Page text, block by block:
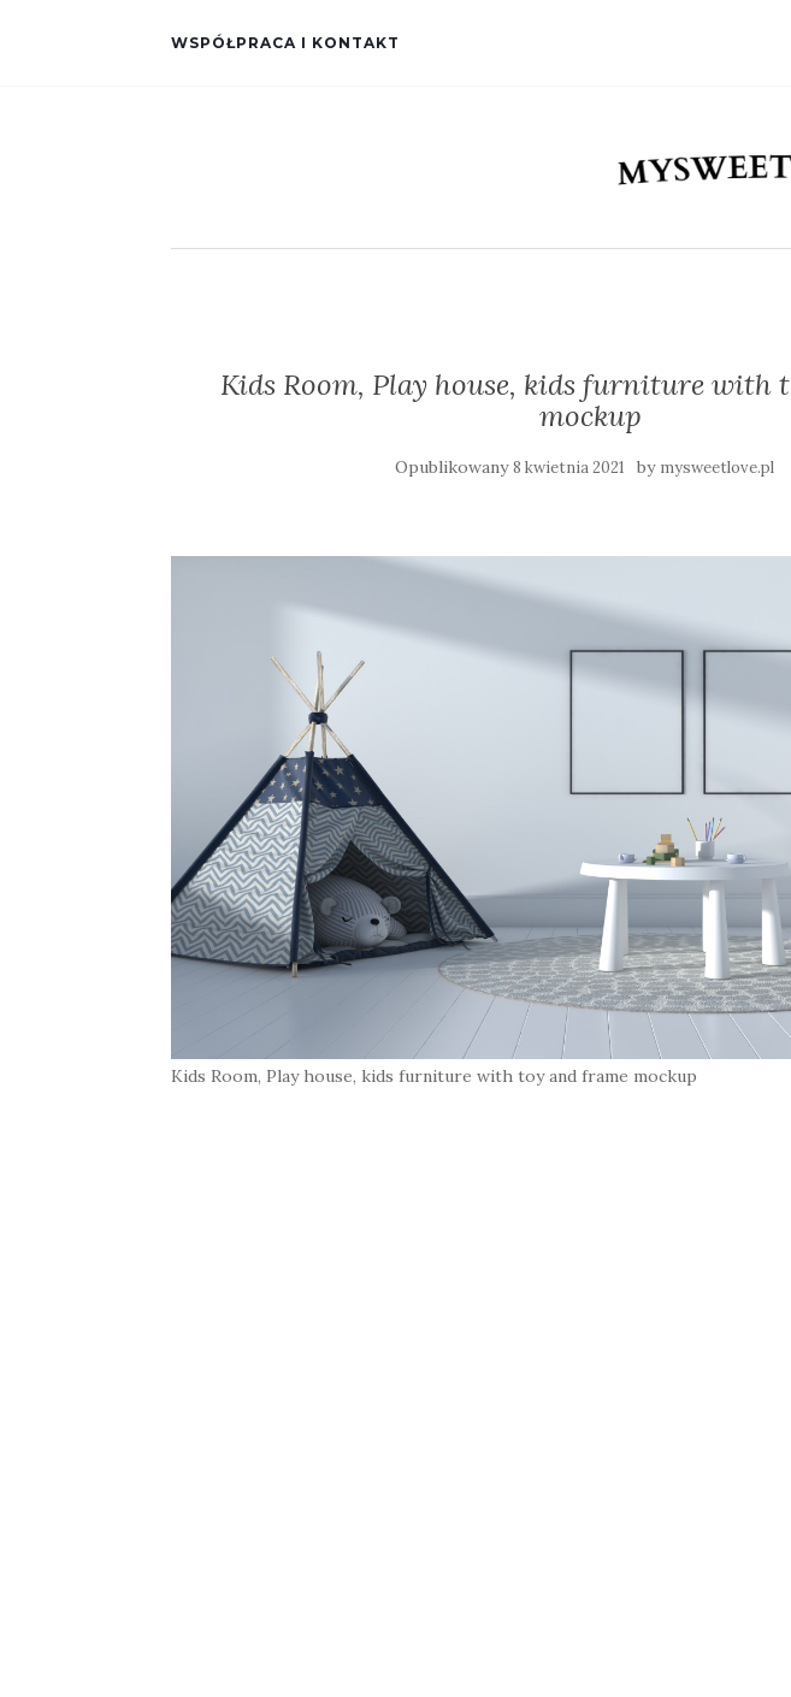
WSPÓŁPRACA I KONTAKT
Kids Room, Play house, kids furniture with
mockup
Opublikowany8 kwietnia 2021 by mysweetlove.pl
Kids Room, Play house, kids furniture with toy and frame mockup